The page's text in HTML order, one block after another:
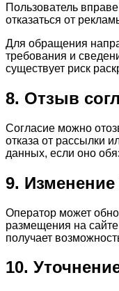
Пользователь
отказаться от
Для обращения
требования и
существует риск
8. Отзыв
Согласие можно
отказа от рассылки
данных, если оно
9.
Оператор может
размещения на
получает
10.